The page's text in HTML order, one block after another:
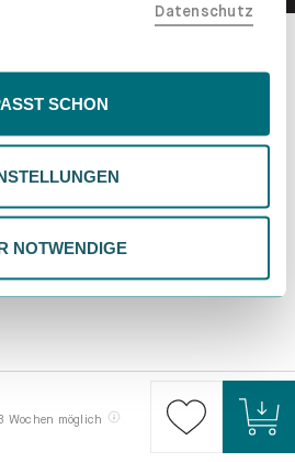
in den USA, verarbeitet werden
könnten. Wähle
kannst deine Wahl jederzeit
findest du in unserer
Datenschutz
SCHON
NOTWENDIGE
Wochen möglich